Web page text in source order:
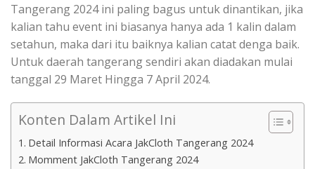
Tangerang 2024 ini paling bagus untuk dinantikan, jika
kalian tahu event ini biasanya hanya ada 1 kalin dalam
setahun, maka dari itu baiknya kalian catat denga baik.
Untuk daerah tangerang sendiri akan diadakan mulai
tanggal 29 Maret Hingga 7 April 2024.
Konten Dalam Artikel Ini
Detail Informasi Acara JakCloth Tangerang 2024
Momment JakCloth Tangerang 2024